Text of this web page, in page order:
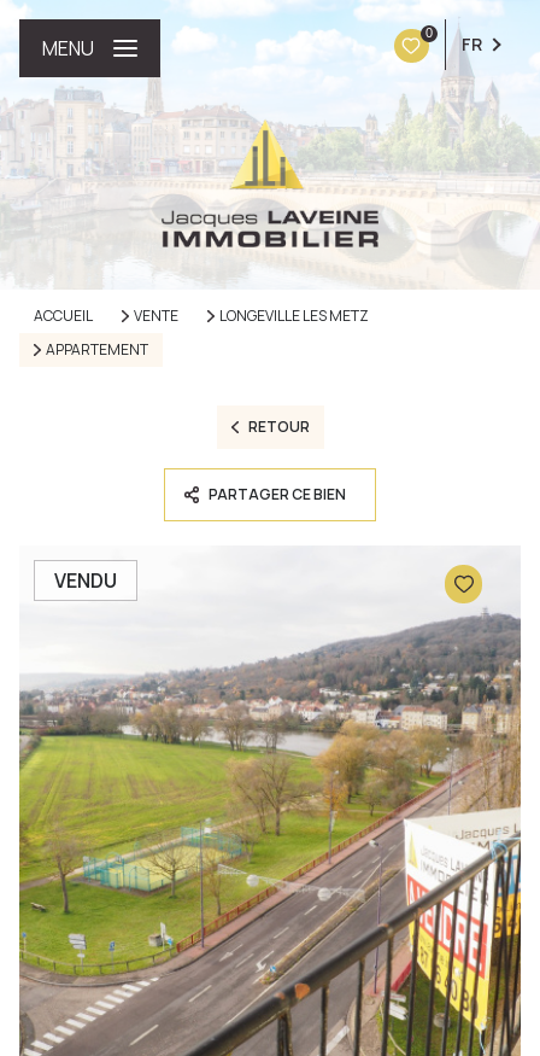
0 FR
MENU
ACCUEIL VENTE
LONGEVILLE LES METZ
APPARTEMENT
RETOUR
PARTAGER CE BIEN
VENDU